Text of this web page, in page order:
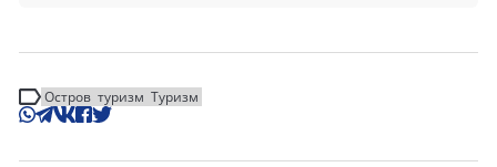
Остров туризм Туризм